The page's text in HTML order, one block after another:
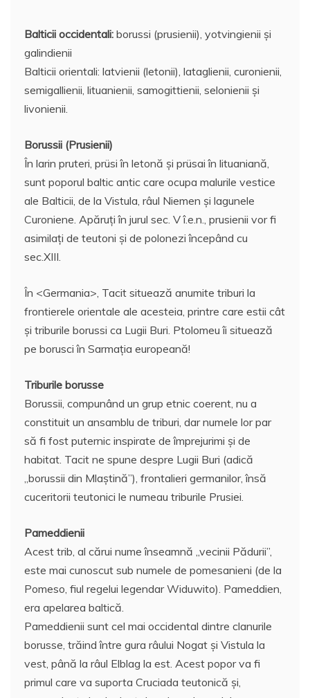
Balticii occidentali: borussi (prusienii), yotvingienii şi
galindienii
Balticii orientali: latvienii (letonii), lataglienii, curonienii,
semigallienii, lituanienii, samogittienii, selonienii şi
livonienii.
Borussii (Prusienii)
În larin pruteri, prüsi în letonă şi prüsai în lituaniană,
sunt poporul baltic antic care ocupa malurile vestice
ale Balticii, de la Vistula, râul Niemen şi lagunele
Curoniene. Apăruţi în jurul sec. V î.e.n., prusienii vor fi
asimilaţi de teutoni şi de polonezi începând cu
sec.XIII.
În <Germania>, Tacit situează anumite triburi la
frontierele orientale ale acesteia, printre care estii cât
şi triburile borussi ca Lugii Buri. Ptolomeu îi situează
pe borusci în Sarmaţia europeană!
Triburile borusse
Borussii, compunând un grup etnic coerent, nu a
constituit un ansamblu de triburi, dar numele lor par
să fi fost puternic inspirate de împrejurimi şi de
habitat. Tacit ne spune despre Lugii Buri (adică
„borussii din Mlaştină”), frontalieri germanilor, însă
cuceritorii teutonici le numeau triburile Prusiei.
Pameddienii
Acest trib, al cărui nume înseamnă „vecinii Pădurii”,
este mai cunoscut sub numele de pomesanieni (de la
Pomeso, fiul regelui legendar Widuwito). Pameddien,
era apelarea baltică.
Pameddienii sunt cel mai occidental dintre clanurile
borusse, trăind între gura râului Nogat şi Vistula la
vest, până la râul Elblag la est. Acest popor va fi
primul care va suporta Cruciada teutonică şi,